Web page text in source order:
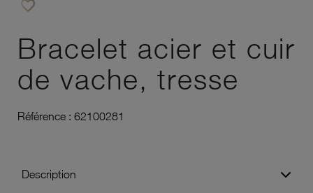
favorite_border
Bracelet acier et cuir
de vache, tresse
Référence : 62100281
Description